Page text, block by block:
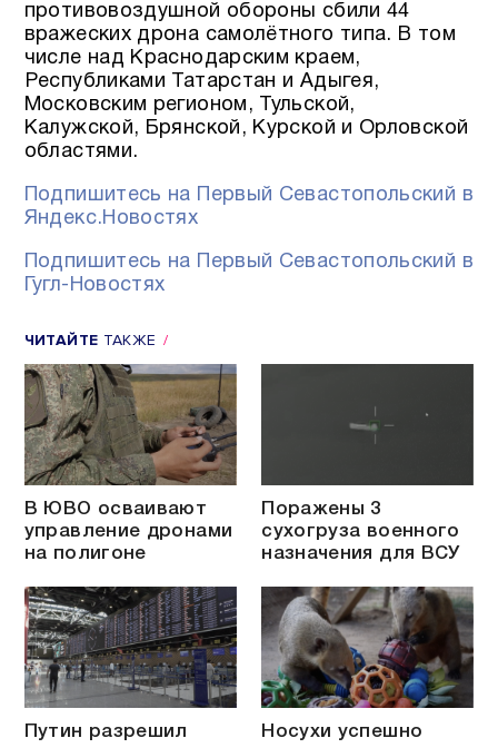
противовоздушной обороны сбили 44
вражеских дрона самолётного типа. В том
числе над Краснодарским краем,
Республиками Татарстан и Адыгея,
Московским регионом, Тульской,
Калужской, Брянской, Курской и Орловской
областями.
Подпишитесь на Первый Севастопольский в
Яндекс.Новостях
Подпишитесь на Первый Севастопольский в
Гугл-Новостях
ЧИТАЙТЕ ТАКЖЕ
В ЮВО осваивают
управление дронами
на полигоне
Поражены 3
сухогруза военного
назначения для ВСУ
Путин разрешил
Носухи успешно